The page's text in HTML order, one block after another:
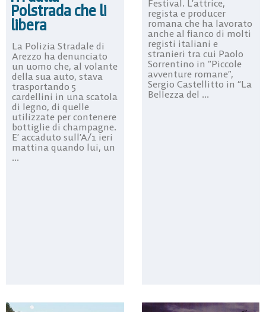
Polstrada che li
libera
La Polizia Stradale di
Arezzo ha denunciato
un uomo che, al volante
della sua auto, stava
trasportando 5
cardellini in una scatola
di legno, di quelle
utilizzate per contenere
bottiglie di champagne.
E’ accaduto sull’A/1 ieri
mattina quando lui, un
...
Festival. L’attrice,
regista e producer
romana che ha lavorato
anche al fianco di molti
registi italiani e
stranieri tra cui Paolo
Sorrentino in “Piccole
avventure romane”,
Sergio Castellitto in “La
Bellezza del ...